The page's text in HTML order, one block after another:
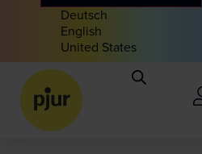
Deutsch
English
United States